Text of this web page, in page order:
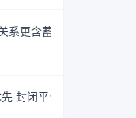
系更含蓄，恋爱节奏放缓
封闭平台争议引行业反